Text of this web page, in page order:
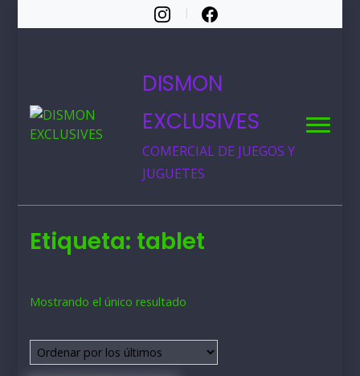
DISMON
EXCLUSIVES
COMERCIAL DE JUEGOS Y
JUGUETES
Etiqueta: tablet
Mostrando el único resultado